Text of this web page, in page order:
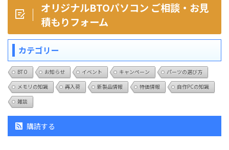
オリジナルBTOパソコン ご相談・お見
積もりフォーム
カテゴリー
BTO お知らせ イベント キャンペーン
パーツの選び方
メモリの知識
再入荷 新製品情報 特価情報
自作PCの知識
雑談
購読する